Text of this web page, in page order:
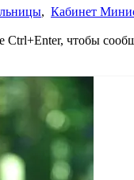
, Кабинет
чтобы